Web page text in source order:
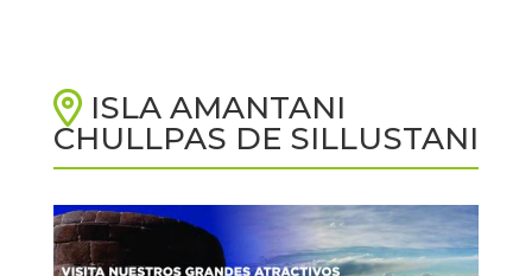
ISLA AMANTANI
CHULLPAS DE SILLUSTANI